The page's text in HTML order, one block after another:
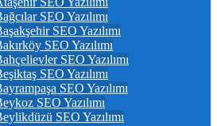
SEO Yazılımı
SEO Yazılımı
SEO Yazılımı
SEO Yazılımı
SEO Yazılımı
SEO Yazılımı
SEO Yazılımı
SEO Yazılımı